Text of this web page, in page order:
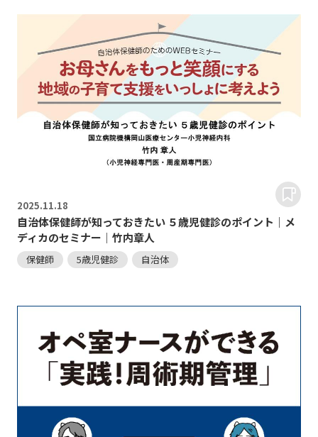
2025.11.18
自治体保健師が知っておきたい ５歳児健診のポイント｜メ
ディカのセミナー｜竹内章人
保健師 5歳児健診 自治体